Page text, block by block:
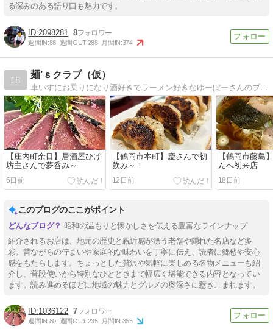
る深みのある語り口も魅力です。
2098281 8
週間IN:88 週間OUT:288 月間IN:374
18
麺’ｓクラブ（仮）
車いすにお乗りになり酒好きでラーメン好きなゆーぼーさんのブログですｗｗｗ基本ラーメン、たまーにてきとーブログです（笑）
【庄内町余目】居酒屋ひげ
坊主さんで夢呑み～
6日前
【鶴岡市本町】慶さんで初
飲み～！
12日前
【鶴岡市藤島
んへ初来店
18日前
このブログのここがポイント
昭和の温もりと懐かしさを伝える豊富なラインナップ
紹介されるお店は、地元の歴史と親近感が漂う老舗や隠れた名店など多
彩。昔ながらの佇まいや家庭的な味わいを丁寧に伝え、読者に郷愁や安心
感をもたらします。ちょっとした贅沢や気軽に楽しめる名物メニューも紹
介し、普段使いから特別なひとときまで幅広く堪能できる内容となってい
ます。読み進めるほどに地域の魅力とグルメの奥深さに惹きこまれます。
1036122 7
週間IN:80 週間OUT:235 月間IN:355